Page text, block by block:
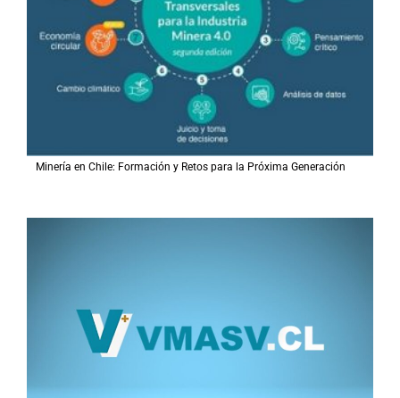
Minería en Chile: Formación y Retos para la Próxima Generación